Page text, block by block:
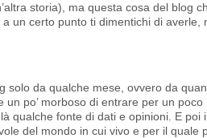
storia), ma questa cosa del blog
un certo punto ti dimentichi di averle,
solo da qualche mese, ovvero da
po’ morboso di entrare per un
qualche fonte di dati e opinioni. E poi
del mondo in cui vivo e per il quale